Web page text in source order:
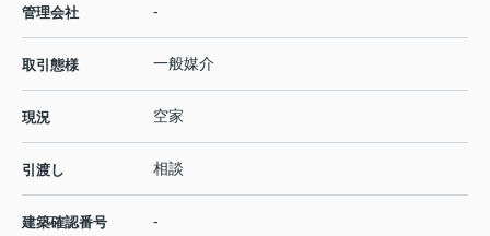
管理会社 -
取引態様 一般媒介
現況 空家
引渡し 相談
建築確認番号 -